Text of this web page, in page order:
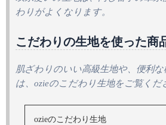
わりがよくなります。
こだわりの生地を使った商
肌ざわりのいい高級生地や、便利
は、ozieのこだわり生地をご覧くだ
ozieのこだわり生地